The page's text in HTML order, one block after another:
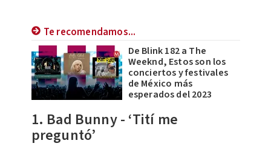
Te recomendamos...
De Blink 182 a The
Weeknd, Estos son los
conciertos y festivales
de México más
esperados del 2023
1. Bad Bunny - ‘Tití me
preguntó’